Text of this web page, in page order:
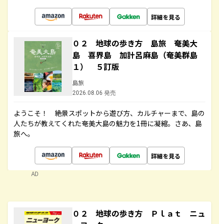
詳細を見る
０２ 地球の歩き方 島旅 奄美大
島 喜界島 加計呂麻島（奄美群島
１） ５訂版
島旅
2026.08.06 発売
ようこそ！ 絶景スポットから遊び方、カルチャーまで、島の
人たちが教えてくれた奄美大島の魅力を1冊に凝縮。さあ、島
旅へ。
詳細を見る
AD
０２ 地球の歩き方 Ｐｌａｔ ニュ